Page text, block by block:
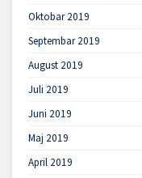
Oktobar 2019
Septembar 2019
August 2019
Juli 2019
Juni 2019
Maj 2019
April 2019